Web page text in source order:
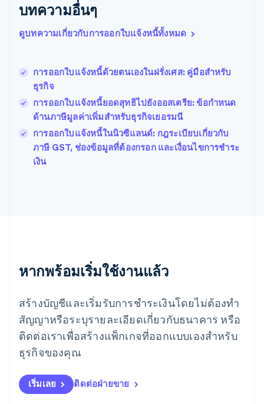
บทความอื่นๆ
ดูบทความเกี่ยวกับการออกใบแจ้งหนี้ทั้งหมด
การออกใบแจ้งหนี้ด้วยตนเองในฝรั่งเศส: คู่มือสำหรับ
ธุรกิจ
การออกใบแจ้งหนี้ยอดสุทธิไปยังออสเตรีย: ข้อกำหนด
ด้านภาษีมูลค่าเพิ่มสำหรับธุรกิจเยอรมนี
การออกใบแจ้งหนี้ในนิวซีแลนด์: กฎระเบียบเกี่ยวกับ
ภาษี GST, ช่องข้อมูลที่ต้องกรอก และเงื่อนไขการชำระ
เงิน
หากพร้อมเริ่มใช้งานแล้ว
สร้างบัญชีและเริ่มรับการชำระเงินโดยไม่ต้องทำ
สัญญาหรือระบุรายละเอียดเกี่ยวกับธนาคาร หรือ
ติดต่อเราเพื่อสร้างแพ็กเกจที่ออกแบบเองสำหรับ
ธุรกิจของคุณ
เริ่มเลย ติดต่อฝ่ายขาย
เบลเยียม
Nederlands Français Deutsch English
โปรตุเกส
English
ฝรั่งเศส
FrançaisEnglish
ฟินแลนด์
EnglishSvenska
มอลตา
English
มาเลเซีย
English
ลักเซมเบิร์ก
ลัตเวีย
English
ลิกเตนสไตน์
DeutschEnglish
ลิทัวเนีย
สเปน
EspañolEnglish
สโลวาเกีย